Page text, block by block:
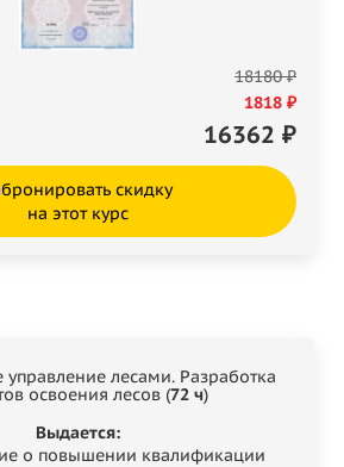
18180 ₽
1818 ₽
16362 ₽
скидку
на этот курс
управление лесами. Разработка
освоения лесов (72 ч)
Выдается:
о повышении квалификации